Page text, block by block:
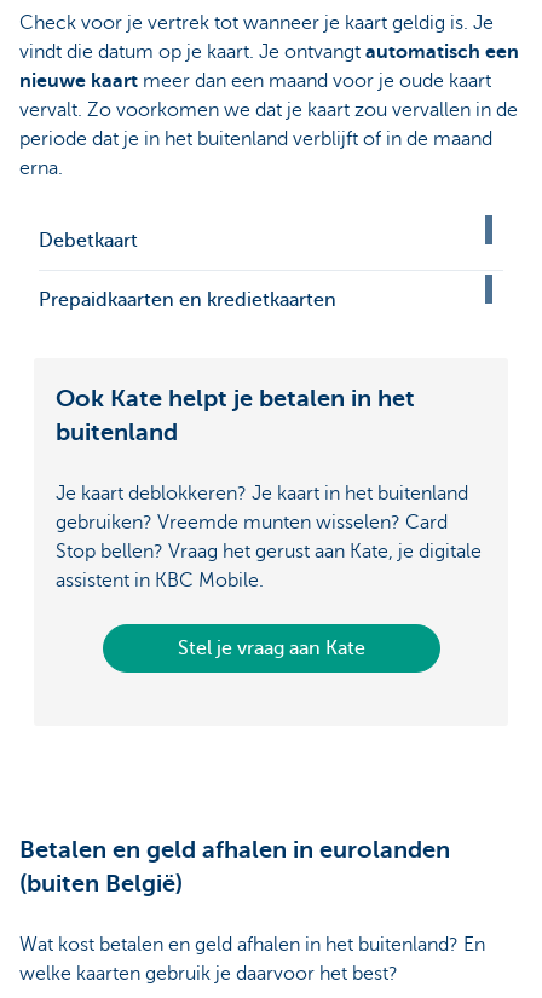
Check voor je vertrek tot wanneer je kaart geldig is. Je
vindt die datum op je kaart. Je ontvangt automatisch een
nieuwe kaart meer dan een maand voor je oude kaart
vervalt. Zo voorkomen we dat je kaart zou vervallen in de
periode dat je in het buitenland verblijft of in de maand
erna.
Debetkaart
Prepaidkaarten en kredietkaarten
Ook Kate helpt je betalen in het
buitenland
Je kaart deblokkeren? Je kaart in het buitenland
gebruiken? Vreemde munten wisselen? Card
Stop bellen? Vraag het gerust aan Kate, je digitale
assistent in KBC Mobile.
Stel je vraag aan Kate
Betalen en geld afhalen in eurolanden
(buiten België)
Wat kost betalen en geld afhalen in het buitenland? En
welke kaarten gebruik je daarvoor het best?